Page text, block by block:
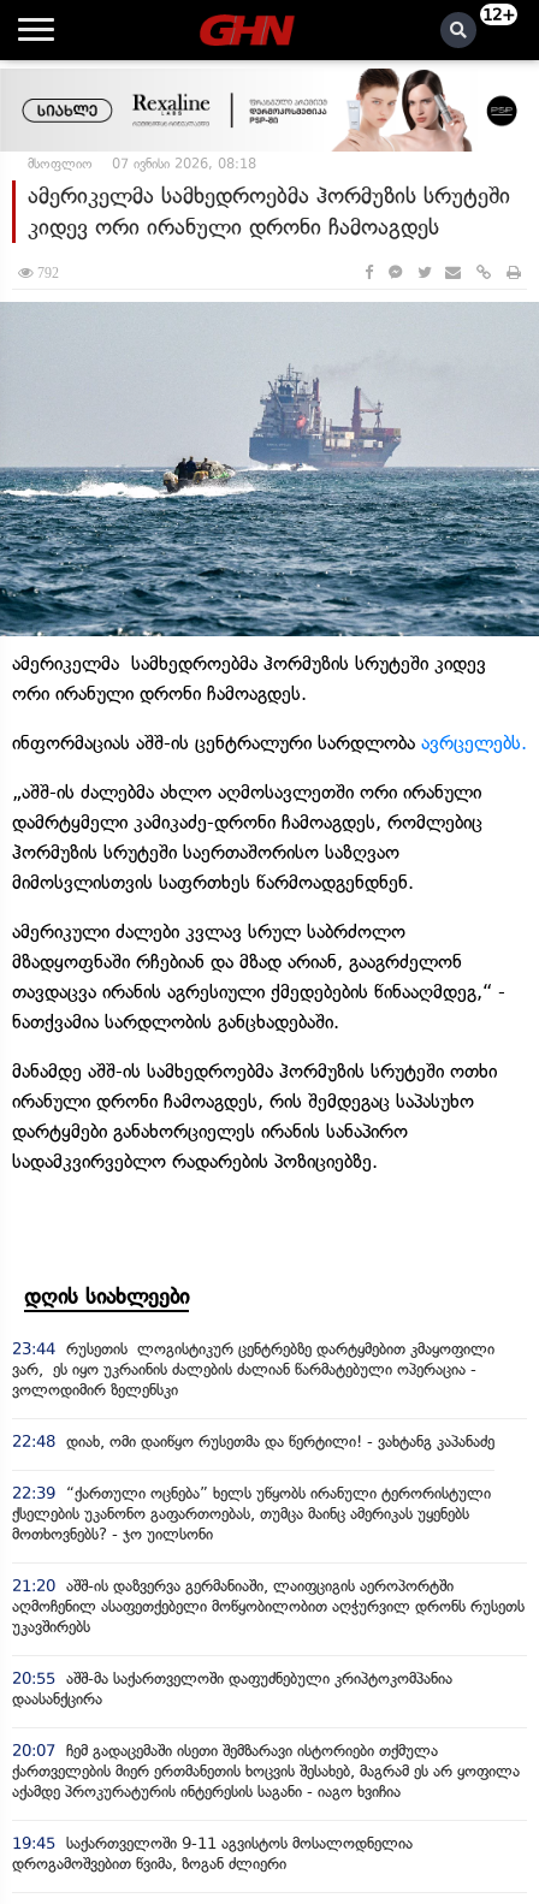
12+
მსოფლიო 07 ივნისი 2026, 08:18
ამერიკელმა სამხედროებმა ჰორმუზის სრუტეში
კიდევ ორი ირანული დრონი ჩამოაგდეს
792
ამერიკელმა სამხედროებმა ჰორმუზის სრუტეში კიდევ
ორი ირანული დრონი ჩამოაგდეს.
ინფორმაციას აშშ-ის ცენტრალური სარდლობა ავრცელებს.
„აშშ-ის ძალებმა ახლო აღმოსავლეთში ორი ირანული
დამრტყმელი კამიკაძე-დრონი ჩამოაგდეს, რომლებიც
ჰორმუზის სრუტეში საერთაშორისო საზღვაო
მიმოსვლისთვის საფრთხეს წარმოადგენდნენ.
ამერიკული ძალები კვლავ სრულ საბრძოლო
მზადყოფნაში რჩებიან და მზად არიან, გააგრძელონ
თავდაცვა ირანის აგრესიული ქმედებების წინააღმდეგ,“ -
ნათქვამია სარდლობის განცხადებაში.
მანამდე აშშ-ის სამხედროებმა ჰორმუზის სრუტეში ოთხი
ირანული დრონი ჩამოაგდეს, რის შემდეგაც საპასუხო
დარტყმები განახორციელეს ირანის სანაპირო
სადამკვირვებლო რადარების პოზიციებზე.
დღის სიახლეები
23:44 რუსეთის ლოგისტიკურ ცენტრებზე დარტყმებით კმაყოფილი
ვარ, ეს იყო უკრაინის ძალების ძალიან წარმატებული ოპერაცია -
ვოლოდიმირ ზელენსკი
22:48 დიახ, ომი დაიწყო რუსეთმა და წერტილი! - ვახტანგ კაპანაძე
22:39
“ქართული ოცნება” ხელს უწყობს ირანული ტერორისტული
ქსელების უკანონო გაფართოებას, თუმცა მაინც ამერიკას უყენებს
მოთხოვნებს? - ჯო უილსონი
21:20 აშშ-ის დაზვერვა გერმანიაში, ლაიფციგის აეროპორტში
აღმოჩენილ ასაფეთქებელი მოწყობილობით აღჭურვილ დრონს რუსეთს
უკავშირებს
20:55 აშშ-მა საქართველოში დაფუძნებული კრიპტოკომპანია
დაასანქცირა
20:07 ჩემ გადაცემაში ისეთი შემზარავი ისტორიები თქმულა
ქართველების მიერ ერთმანეთის ხოცვის შესახებ, მაგრამ ეს არ ყოფილა
აქამდე პროკურატურის ინტერესის საგანი - იაგო ხვიჩია
19:45 საქართველოში 9-11 აგვისტოს მოსალოდნელია
დროგამოშვებით წვიმა, ზოგან ძლიერი